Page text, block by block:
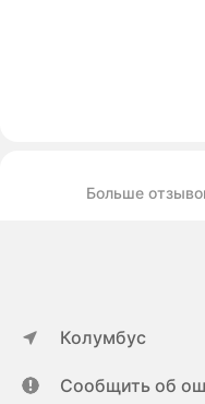
Больше
Колумбус
Сообщить об